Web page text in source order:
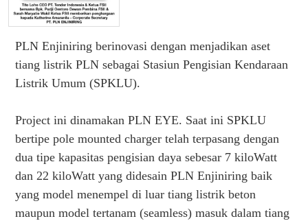
PLN Enjiniring berinovasi dengan menjadikan aset
tiang listrik PLN sebagai Stasiun Pengisian Kendaraan
Listrik Umum (SPKLU).
Project ini dinamakan PLN EYE. Saat ini SPKLU
bertipe pole mounted charger telah terpasang dengan
dua tipe kapasitas pengisian daya sebesar 7 kiloWatt
dan 22 kiloWatt yang didesain PLN Enjiniring baik
yang model menempel di luar tiang listrik beton
maupun model tertanam (seamless) masuk dalam tiang